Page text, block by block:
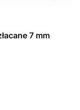
7 mm